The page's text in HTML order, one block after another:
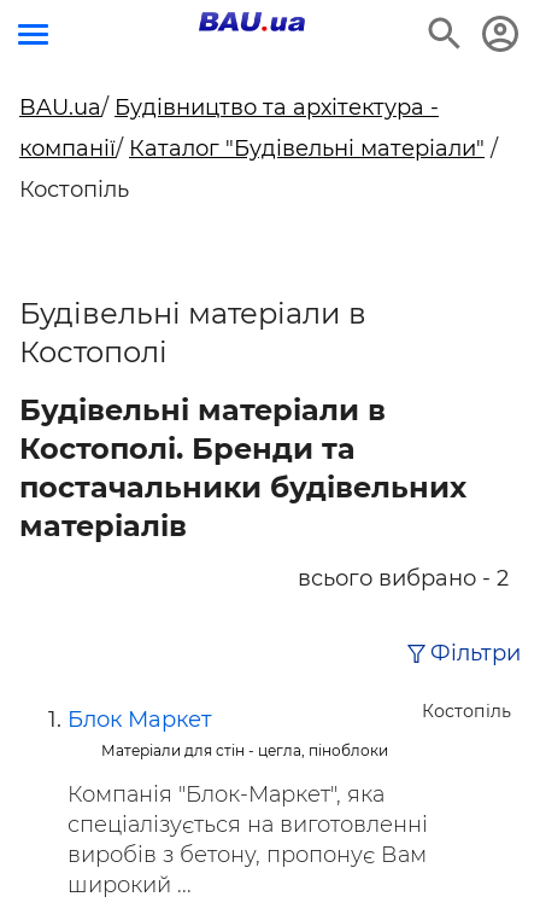
BAU.ua/ Будівництво та архітектура -
компанії/ Каталог "Будівельні матеріали" /
Костопіль
Будівельні матеріали в
Костополі
Будівельні матеріали в
Костополі. Бренди та
постачальники будівельних
матеріалів
всього вибрано - 2
Фільтри
Костопіль
Блок Маркет
Матеріали для стін - цегла, піноблоки
Компанія "Блок-Маркет", яка
спеціалізується на виготовленні
виробів з бетону, пропонує Вам
широкий ...